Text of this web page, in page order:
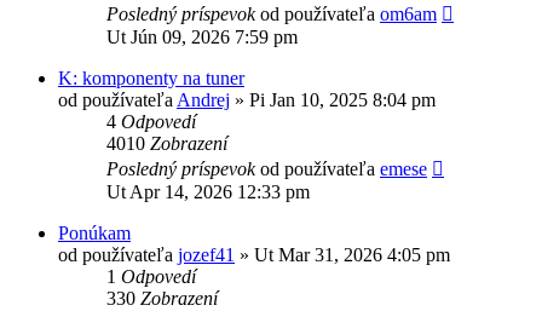
Posledný príspevokod používateľa om6am
Ut Jún 09, 2026 7:59 pm
K: komponenty na tuner
od používateľa Andrej » Pi Jan 10, 2025 8:04 pm
4 Odpovedí
4010 Zobrazení
Posledný príspevokod používateľa emese
Ut Apr 14, 2026 12:33 pm
Ponúkam
od používateľa jozef41 » Ut Mar 31, 2026 4:05 pm
1 Odpovedí
330 Zobrazení